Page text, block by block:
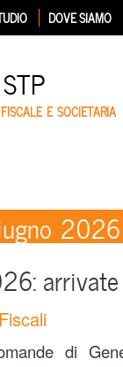
DOVE SIAMO
E SOCIETARIA
2026
di